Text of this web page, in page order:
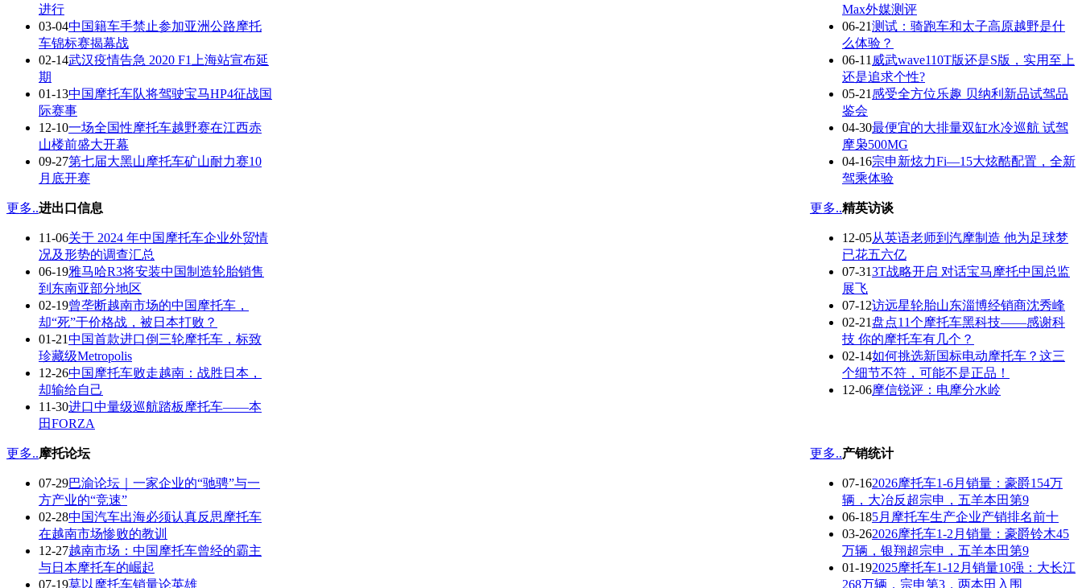
进行
03-04中国籍车手禁止参加亚洲公路摩托
车锦标赛揭幕战
02-14武汉疫情告急 2020 F1上海站宣布延
期
01-13中国摩托车队将驾驶宝马HP4征战国
际赛事
12-10一场全国性摩托车越野赛在江西赤
山楼前盛大开幕
09-27第七届大黑山摩托车矿山耐力赛10
月底开赛
Max外媒测评
06-21测试：骑跑车和太子高原越野是什
么体验？
06-11 威武wave110T版还是S版，实用至上
还是追求个性?
05-21感受全方位乐趣 贝纳利新品试驾品
鉴会
04-30最便宜的大排量双缸水冷巡航 试驾
摩枭500MG
04-16宗申新炫力Fi—15大炫酷配置，全新
驾乘体验
更多..进出口信息
11-06关于 2024 年中国摩托车企业外贸情
况及形势的调查汇总
06-19雅马哈R3将安装中国制造轮胎销售
到东南亚部分地区
02-19曾垄断越南市场的中国摩托车，
却“死”于价格战，被日本打败？
01-21中国首款进口倒三轮摩托车，标致
珍藏级Metropolis
12-26中国摩托车败走越南：战胜日本，
却输给自己
11-30进口中量级巡航踏板摩托车——本
田FORZA
更多..精英访谈
12-05从英语老师到汽摩制造 他为足球梦
已花五六亿
07-313T战略开启 对话宝马摩托中国总监
展飞
07-12访远星轮胎山东淄博经销商沈秀峰
02-21盘点11个摩托车黑科技——感谢科
技 你的摩托车有几个？
02-14如何挑选新国标电动摩托车？这三
个细节不符，可能不是正品！
12-06摩信锐评：电摩分水岭
更多..摩托论坛
07-29巴渝论坛｜一家企业的“驰骋”与一
方产业的“竞速”
02-28中国汽车出海必须认真反思摩托车
在越南市场惨败的教训
12-27越南市场：中国摩托车曾经的霸主
与日本摩托车的崛起
07-19莫以摩托车销量论英雄
更多..产销统计
07-162026摩托车1-6月销量：豪爵154万
辆，大冶反超宗申，五羊本田第9
06-185月摩托车生产企业产销排名前十
03-262026摩托车1-2月销量：豪爵铃木45
万辆，银翔超宗申，五羊本田第9
01-192025摩托车1-12月销量10强：大长江
268万辆，宗申第3，两本田入围